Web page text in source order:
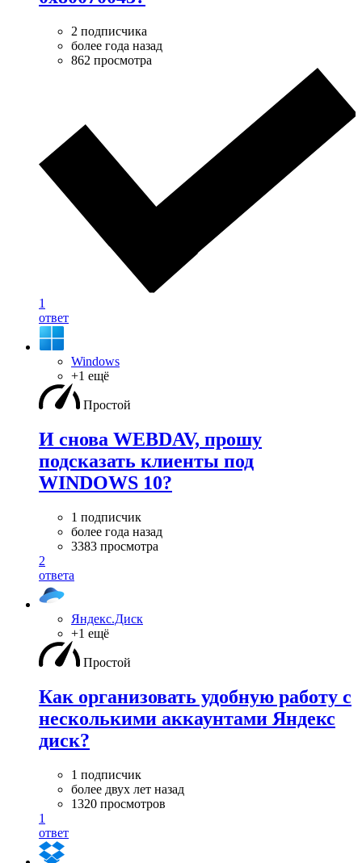
2 подписчика
более года назад
862 просмотра
1
ответ
Windows
+1 ещё
Простой
И снова WEBDAV, прошу
подсказать клиенты под
WINDOWS 10?
1 подписчик
более года назад
3383 просмотра
2
ответа
Яндекс.Диск
+1 ещё
Простой
Как организовать удобную работу с
несколькими аккаунтами Яндекс
диск?
1 подписчик
более двух лет назад
1320 просмотров
1
ответ